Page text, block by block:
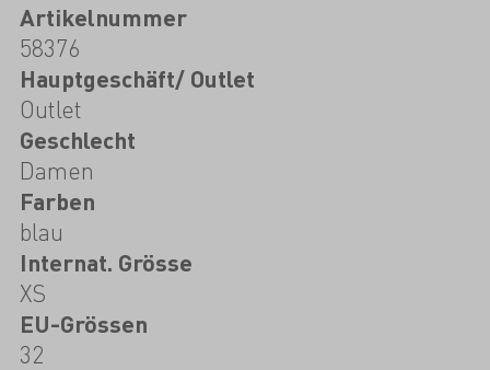
Artikelnummer
58376
Hauptgeschäft/ Outlet
Outlet
Geschlecht
Damen
Farben
blau
Internat. Grösse
XS
EU-Grössen
32